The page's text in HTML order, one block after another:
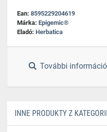
Ean: 8595229204619
Márka: Epigemic®
Eladó: Herbatica
További
INNE PRODUKTY Z